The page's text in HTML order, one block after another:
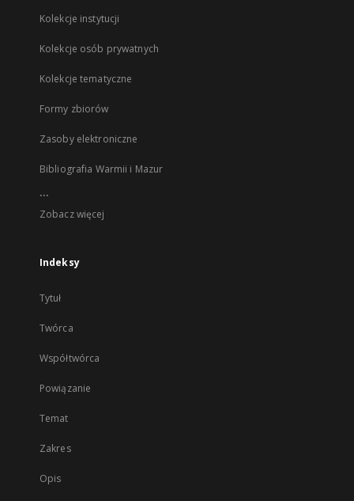
Kolekcje instytucji
Kolekcje osób prywatnych
Kolekcje tematyczne
Formy zbiorów
Zasoby elektroniczne
Bibliografia Warmii i Mazur
...
Zobacz więcej
Indeksy
Tytuł
Twórca
Współtwórca
Powiązanie
Temat
Zakres
Opis